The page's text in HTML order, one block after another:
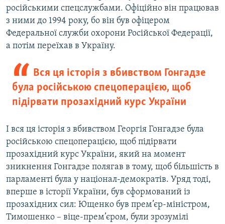
російськими спецслужбами. Офіційно він працював
з ними до 1994 року, бо він був офіцером
Федеральної служби охорони Російської Федерації,
а потім переїхав в Україну.
Вся ця історія з вбивством Гонгадзе
була російською спецоперацією, щоб
підірвати прозахідний курс України
І вся ця історія з вбивством Георгія Гонгадзе була
російською спецоперацією, щоб підірвати
прозахідний курс України, який на момент
зникнення Гонгадзе полягав в тому, щоб більшість в
парламенті була у націонал-демократів. Уряд тоді,
вперше в історії України, був сформований із
прозахідних сил: Ющенко був прем’єр-міністром,
Тимошенко – віце-прем’єром, були зрозумілі